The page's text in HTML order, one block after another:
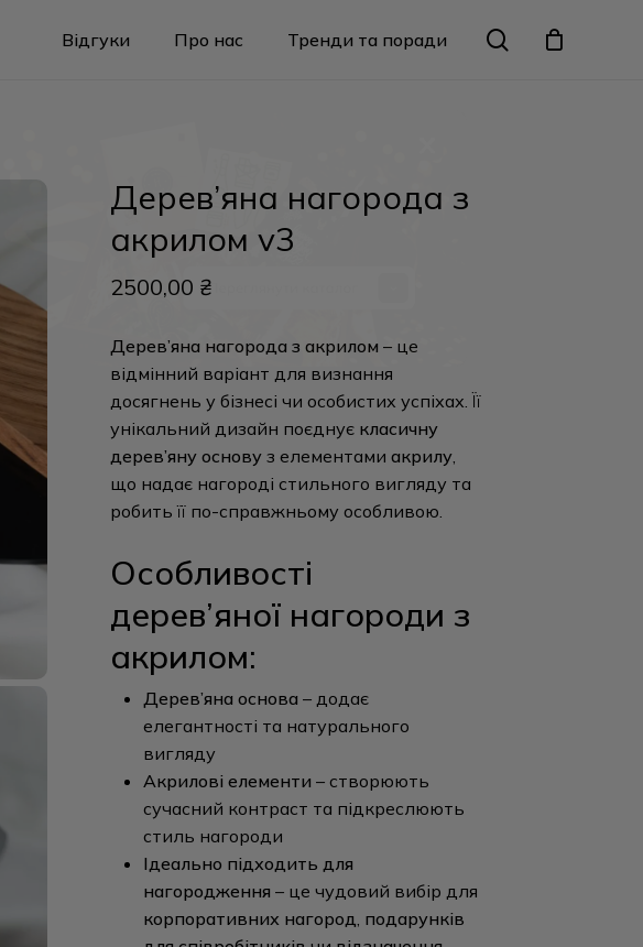
Відгуки Про нас Тренди та поради search
Кошик
Дерев’яна нагорода з
акрилом v3
2500,00 ₴
Дерев’яна нагорода з акрилом – це
відмінний варіант для визнання
досягнень у бізнесі чи особистих успіхах. Її
унікальний дизайн поєднує класичну
дерев’яну основуз елементами акрилу,
що надає нагороді стильного вигляду та
робить її по-справжньому особливою.
Особливості
дерев’яної нагороди з
акрилом:
Дерев’яна основа– додає
елегантності та натурального
вигляду
Акрилові елементи – створюють
сучасний контраст та підкреслюють
стиль нагороди
Ідеально підходить для
нагородження – це чудовий вибір для
корпоративних нагород, подарунків